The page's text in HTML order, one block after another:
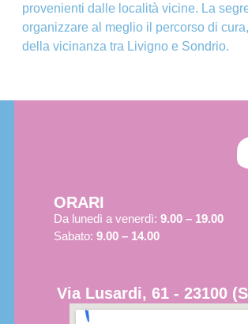
provenienti dalle località vicine. La
organizzare al meglio il percorso di
della vicinanza tra Livigno e Sondrio.
ORARI
Da lunedì a venerdì: 9.00 – 19.00
Sabato:9.00 – 14.00
Via Lusardi, 61 - 23100